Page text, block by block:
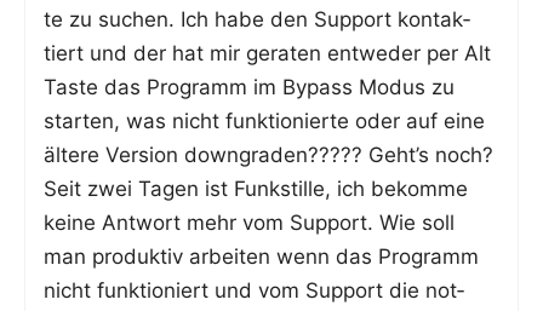
te zu suchen. Ich habe den Sup­port kon­tak­
tiert und der hat mir gera­ten ent­we­der per Alt
Tas­te das Pro­gramm im Bypass Modus zu
star­ten, was nicht funk­tio­nier­te oder auf eine
älte­re Ver­si­on down­gra­den????? Geht’s noch?
Seit zwei Tagen ist Funk­stil­le, ich bekom­me
kei­ne Ant­wort mehr vom Sup­port. Wie soll
man pro­duk­tiv arbei­ten wenn das Pro­gramm
nicht funk­tio­niert und vom Sup­port die not­